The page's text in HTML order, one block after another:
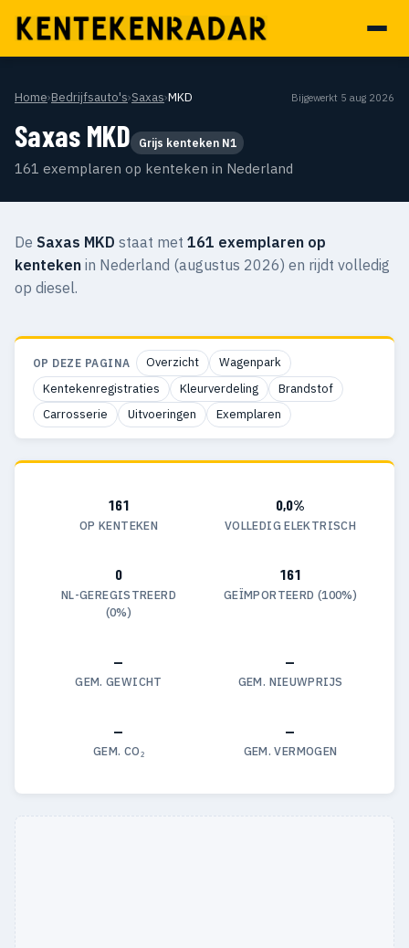
Home›Bedrijfsauto's›Saxas›MKD Bijgewerkt 5 aug 2026
Saxas MKD Grijs kenteken N1
161 exemplaren op kenteken in Nederland
De Saxas MKD staat met 161 exemplaren op
kenteken in Nederland (augustus 2026) en rijdt volledig
op diesel.
OP DEZE PAGINA Overzicht
Wagenpark
Kentekenregistraties
Kleurverdeling
Brandstof
Carrosserie
Uitvoeringen Exemplaren
161
OP KENTEKEN
0,0%
VOLLEDIG ELEKTRISCH
0
NL-GEREGISTREERD
(0%)
161
GEÏMPORTEERD (100%)
—
GEM. GEWICHT
—
GEM. NIEUWPRIJS
—
GEM. CO₂
—
GEM. VERMOGEN